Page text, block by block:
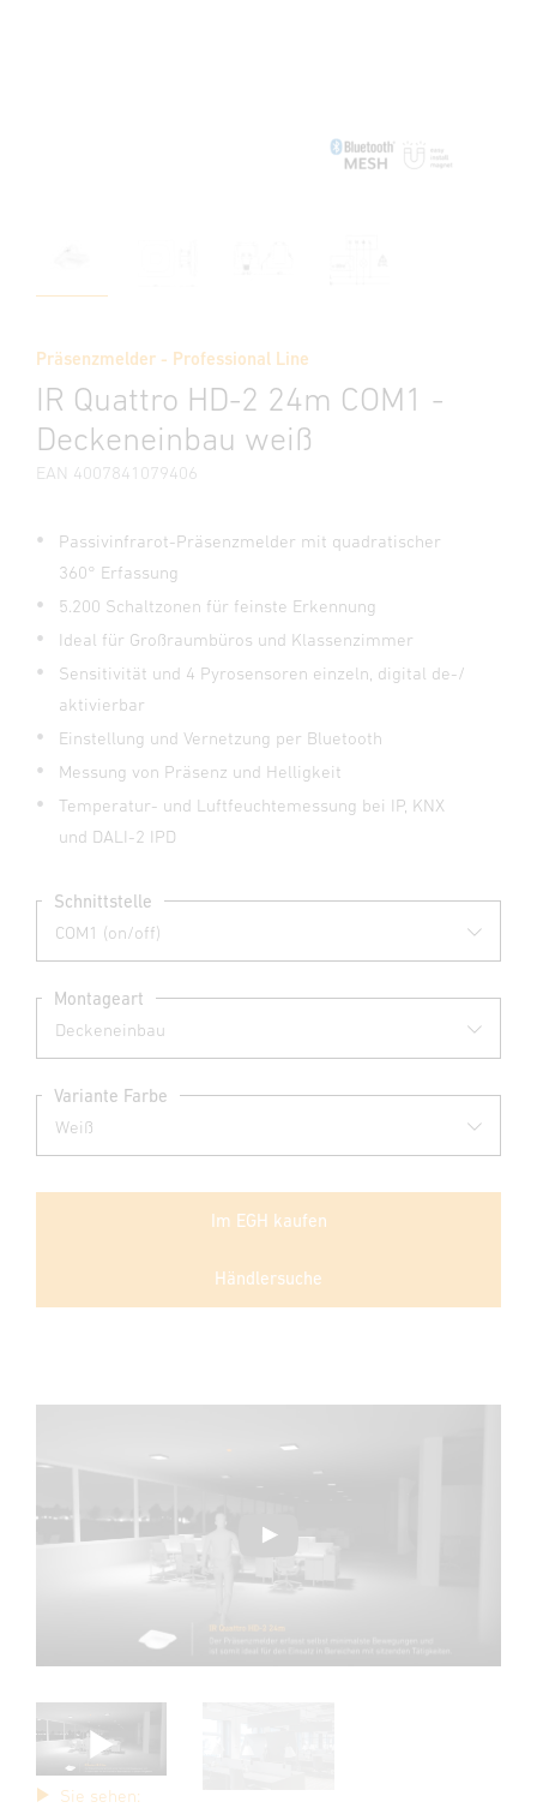
Präsenzmelder - Professional Line
IR Quattro HD-2 24m COM1 -
Deckeneinbau weiß
EAN 4007841079406
Passivinfrarot-Präsenzmelder mit quadratischer
360° Erfassung
5.200 Schaltzonen für feinste Erkennung
Ideal für Großraumbüros und Klassenzimmer
Sensitivität und 4 Pyrosensoren einzeln, digital de-/
aktivierbar
Einstellung und Vernetzung per Bluetooth
Messung von Präsenz und Helligkeit
Temperatur- und Luftfeuchtemessung bei IP, KNX
und DALI-2 IPD
Schnittstelle
Montageart
Variante Farbe
Im EGH kaufen
Händlersuche
Sie sehen: